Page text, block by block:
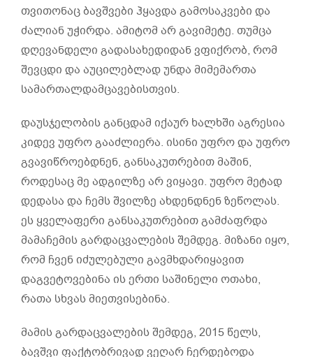
თვითონაც ბავშვები ჰყავდა გამოსაკვები და
ძალიან უჭირდა. ამიტომ არ გავიმეტე. თუმცა
დღევანდელი გადასახედიდან ვფიქრობ, რომ
შევცდი და აუცილებლად უნდა მიმემართა
სამართალდამცავებისთვის.
დაუსჯელობის განცდამ იქაურ ხალხში აგრესია
კიდევ უფრო გააძლიერა. ისინი უფრო და უფრო
გვავიწროებდნენ, განსაკუთრებით მაშინ,
როდესაც მე ადგილზე არ ვიყავი. უფრო მეტად
დედასა და ჩემს შვილზე ახდენდნენ ზეწოლას.
ეს ყველაფერი განსაკუთრებით გამძაფრდა
მამაჩემის გარდაცვალების შემდეგ. მიზანი იყო,
რომ ჩვენ იძულებული გავმხდარიყავით
დაგვეტოვებინა ის ერთი საშინელი ოთახი,
რათა სხვას მიეთვისებინა.
მამის გარდაცვალების შემდეგ, 2015 წელს,
ბავშვი ფაქტობრივად ვეღარ ჩერდებოდა